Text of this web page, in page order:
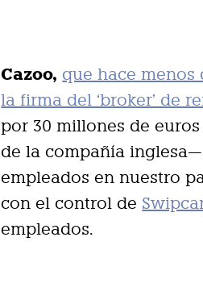
Cazoo, que hace menos
la firma del ‘broker’ de
por 30 millones de
de la compañía
empleados en nuestro
con el control de
empleados.